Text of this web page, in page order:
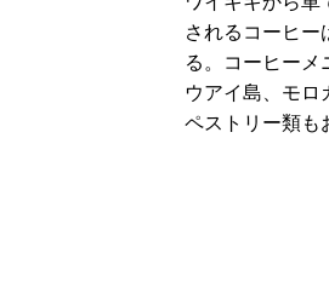
されるコーヒ
る。コーヒー
ウアイ島、モ
ペストリー類も